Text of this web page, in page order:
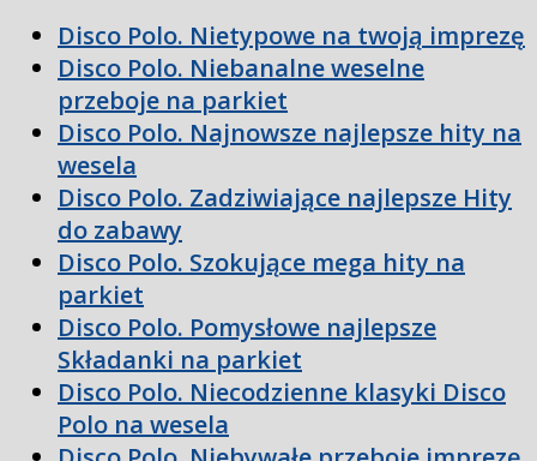
Disco Polo. Nietypowe na twoją imprezę
Disco Polo. Niebanalne weselne
przeboje na parkiet
Disco Polo. Najnowsze najlepsze hity na
wesela
Disco Polo. Zadziwiające najlepsze Hity
do zabawy
Disco Polo. Szokujące mega hity na
parkiet
Disco Polo. Pomysłowe najlepsze
Składanki na parkiet
Disco Polo. Niecodzienne klasyki Disco
Polo na wesela